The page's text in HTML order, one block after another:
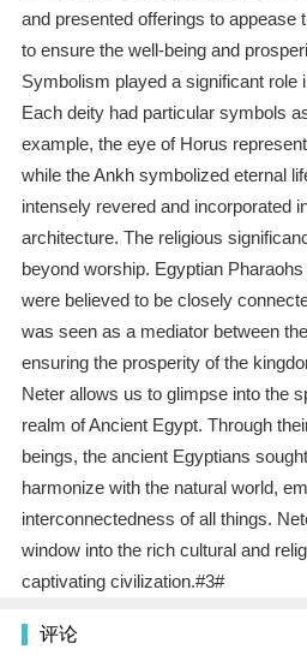
and presented offerings to appease
to ensure the well-being and
Symbolism played a significant role
Each deity had particular symbols
example, the eye of Horus
while the Ankh symbolized eternal
intensely revered and incorporated
architecture. The religious
beyond worship. Egyptian
were believed to be closely
was seen as a mediator between
ensuring the prosperity of the
Neter allows us to glimpse into the
realm of Ancient Egypt. Through
beings, the ancient Egyptians
harmonize with the natural world,
interconnectedness of all things.
window into the rich cultural and
captivating civilization.#3#
评论